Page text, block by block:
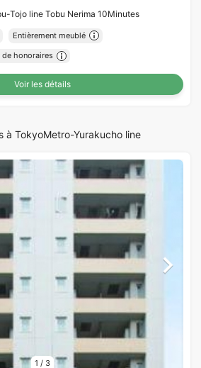
Tojo line Tobu Nerima 10Minutes
Entièrement meublé
de honoraires
Voir les détails
à TokyoMetro-Yurakucho line
1 / 3